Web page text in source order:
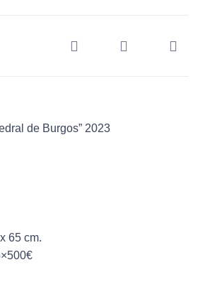
de Burgos” 2023
65 cm.